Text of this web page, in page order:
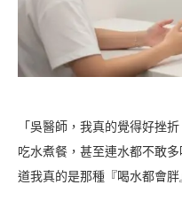
「吳醫師，我真的覺得好挫
吃水煮餐，甚至連水都不敢
道我真的是那種『喝水都會胖